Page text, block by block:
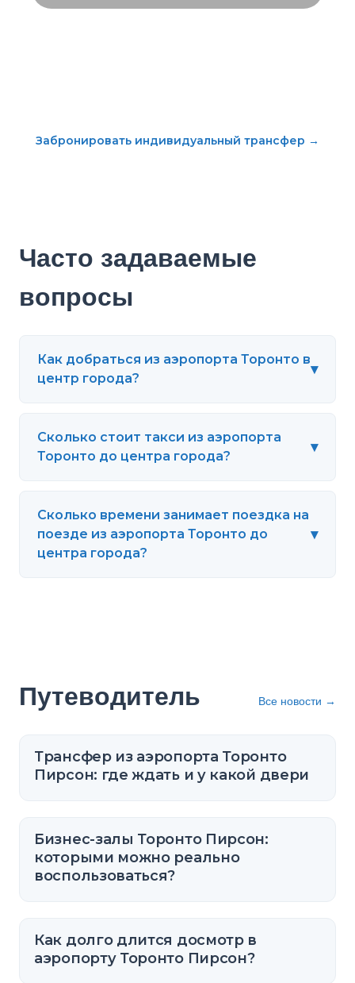
Забронировать индивидуальный трансфер →
Часто задаваемые
вопросы
Как добраться из аэропорта Торонто в
центр города?
▾
Сколько стоит такси из аэропорта
Торонто до центра города?
▾
Сколько времени занимает поездка на
поезде из аэропорта Торонто до
центра города?
▾
Путеводитель Все новости →
Трансфер из аэропорта Торонто
Пирсон: где ждать и у какой двери
Бизнес-залы Торонто Пирсон:
которыми можно реально
воспользоваться?
Как долго длится досмотр в
аэропорту Торонто Пирсон?